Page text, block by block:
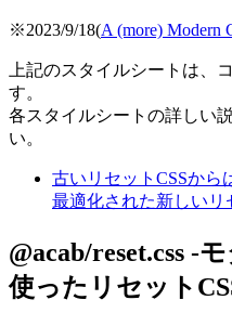
※2023/9/18(A (more) Modern
上記のスタイルシートは、
す。
各スタイルシートの詳しい
い。
古いリセットCSSから
最適化された新しいリ
@acab/reset.css -
使ったリセット